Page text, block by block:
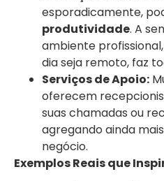
esporadicamente,
produtividade. A
ambiente
dia seja remoto, faz
Serviços de Apoio:
oferecem
suas chamadas ou
agregando ainda
negócio.
Exemplos Reais que